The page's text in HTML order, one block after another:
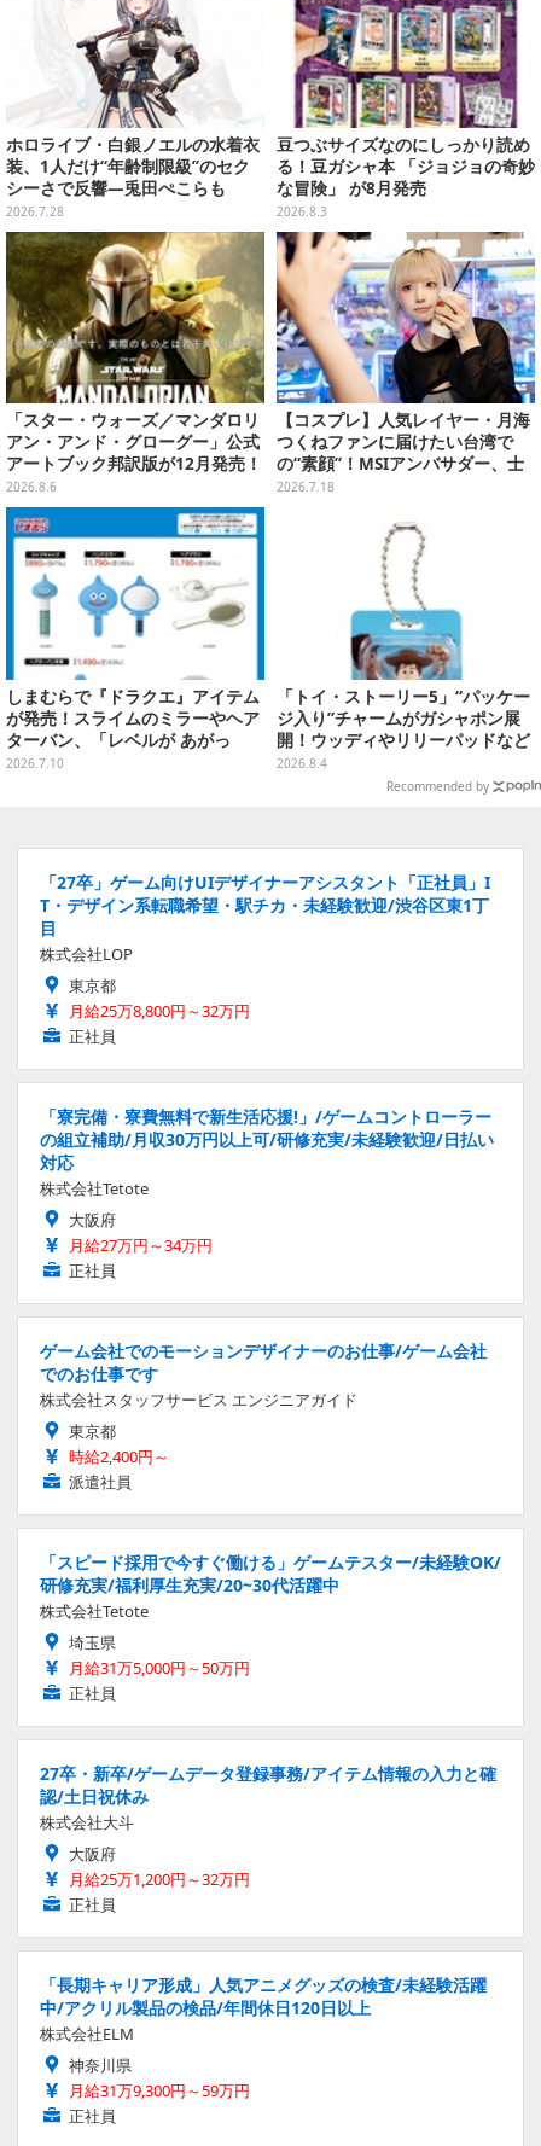
ホロライブ・白銀ノエルの水着衣
装、1人だけ“年齢制限級”のセク
シーさで反響―兎田ぺこらも
「こ、こんなことが許されていい
のか？」と興奮隠せず
2026.7.28
豆つぶサイズなのにしっかり読め
る！豆ガシャ本 「ジョジョの奇妙
な冒険」 が8月発売
2026.8.3
「スター・ウォーズ／マンダロリ
アン・アンド・グローグー」公式
アートブック邦訳版が12月発売！
映画のコンセプトアートやスケッ
チを掲載
2026.8.6
【コスプレ】人気レイヤー・月海
つくねファンに届けたい台湾で
の“素顔”！MSIアンバサダー、士
林夜市ではエビ6匹＆荷物番に大
2026.7.18
しまむらで『ドラクエ』アイテム
が発売！スライムのミラーやヘア
ターバン、「レベルが あがっ
た！」アクセサリーなど
2026.7.10
「トイ・ストーリー5」“パッケー
ジ入り”チャームがガシャポン展
開！ウッディやリリーパッドなど
全5種、裏面はキャラクターごと
に異なるデザイン
2026.8.4
Recommended by
「27卒」ゲーム向けUIデザイナーアシスタント「正社員」I
T・デザイン系転職希望・駅チカ・未経験歓迎/渋谷区東1丁
目
株式会社LOP
東京都
月給25万8,800円～32万円
正社員
「寮完備・寮費無料で新生活応援!」/ゲームコントローラー
の組立補助/月収30万円以上可/研修充実/未経験歓迎/日払い
対応
株式会社Tetote
大阪府
月給27万円～34万円
正社員
ゲーム会社でのモーションデザイナーのお仕事/ゲーム会社
でのお仕事です
株式会社スタッフサービス エンジニアガイド
東京都
時給2,400円～
派遣社員
「スピード採用で今すぐ働ける」ゲームテスター/未経験OK/
研修充実/福利厚生充実/20~30代活躍中
株式会社Tetote
埼玉県
月給31万5,000円～50万円
正社員
27卒・新卒/ゲームデータ登録事務/アイテム情報の入力と確
認/土日祝休み
株式会社大斗
大阪府
月給25万1,200円～32万円
正社員
「長期キャリア形成」人気アニメグッズの検査/未経験活躍
中/アクリル製品の検品/年間休日120日以上
株式会社ELM
神奈川県
月給31万9,300円～59万円
正社員